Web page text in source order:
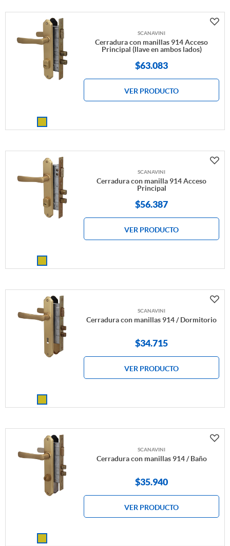
SCANAVINI
Cerradura con manillas 914 Acceso
Principal (llave en ambos lados)
$63.083
VER PRODUCTO
SCANAVINI
Cerradura con manilla 914 Acceso
Principal
$56.387
VER PRODUCTO
SCANAVINI
Cerradura con manillas 914 / Dormitorio
$34.715
VER PRODUCTO
SCANAVINI
Cerradura con manillas 914 / Baño
$35.940
VER PRODUCTO